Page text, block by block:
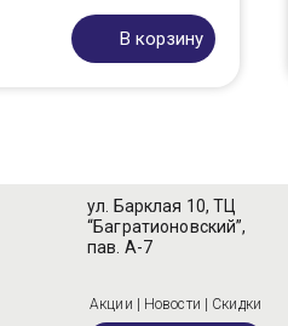
В корзину
ул. Барклая 10, ТЦ
“Багратионовский”,
пав. А-7
Акции | Новости | Скидки